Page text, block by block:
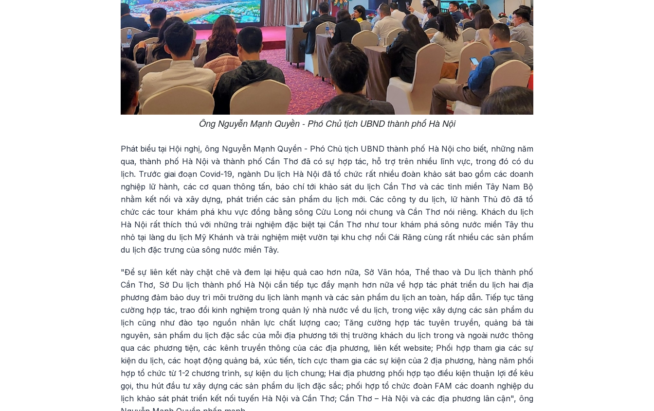
Ông Nguyễn Mạnh Quyền - Phó Chủ tịch UBND thành phố Hà Nội
Phát biểu tại Hội nghị, ông Nguyễn Mạnh Quyền - Phó Chủ tịch UBND thành phố Hà Nội cho biết, những năm
qua, thành phố Hà Nội và thành phố Cần Thơ đã có sự hợp tác, hỗ trợ trên nhiều lĩnh vực, trong đó có du
lịch. Trước giai đoạn Covid-19, ngành Du lịch Hà Nội đã tổ chức rất nhiều đoàn khảo sát bao gồm các doanh
nghiệp lữ hành, các cơ quan thông tấn, báo chí tới khảo sát du lịch Cần Thơ và các tỉnh miền Tây Nam Bộ
nhằm kết nối và xây dựng, phát triển các sản phẩm du lịch mới. Các công ty du lịch, lữ hành Thủ đô đã tổ
chức các tour khám phá khu vực đồng bằng sông Cửu Long nói chung và Cần Thơ nói riêng. Khách du lịch
Hà Nội rất thích thú với những trải nghiệm đặc biệt tại Cần Thơ như tour khám phá sông nước miền Tây thu
nhỏ tại làng du lịch Mỹ Khánh và trải nghiệm miệt vườn tại khu chợ nổi Cái Răng cùng rất nhiều các sản phẩm
du lịch đặc trưng của sông nước miền Tây.
"Để sự liên kết này chặt chẽ và đem lại hiệu quả cao hơn nữa, Sở Văn hóa, Thể thao và Du lịch thành phố
Cần Thơ, Sở Du lịch thành phố Hà Nội cần tiếp tục đẩy mạnh hơn nữa về hợp tác phát triển du lịch hai địa
phương đảm bảo duy trì môi trường du lịch lành mạnh và các sản phẩm du lịch an toàn, hấp dẫn. Tiếp tục tăng
cường hợp tác, trao đổi kinh nghiệm trong quản lý nhà nước về du lịch, trong việc xây dựng các sản phẩm du
lịch cũng như đào tạo nguồn nhân lực chất lượng cao; Tăng cường hợp tác tuyên truyền, quảng bá tài
nguyên, sản phẩm du lịch đặc sắc của mỗi địa phương tới thị trường khách du lịch trong và ngoài nước thông
qua các phương tiện, các kênh truyền thông của các địa phương, liên kết website; Phối hợp tham gia các sự
kiện du lịch, các hoạt động quảng bá, xúc tiến, tích cực tham gia các sự kiện của 2 địa phương, hàng năm phối
hợp tổ chức từ 1-2 chương trình, sự kiện du lịch chung; Hai địa phương phối hợp tạo điều kiện thuận lợi để kêu
gọi, thu hút đầu tư xây dựng các sản phẩm du lịch đặc sắc; phối hợp tổ chức đoàn FAM các doanh nghiệp du
lịch khảo sát phát triển kết nối tuyến Hà Nội và Cần Thơ; Cần Thơ – Hà Nội và các địa phương lân cận", ông